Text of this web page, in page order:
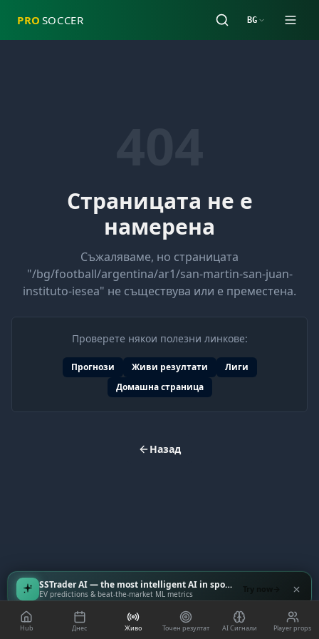
PRO SOCCER BG
Страницата не е
намерена
Съжаляваме, но страницата
"/bg/football/argentina/ar1/san-martin-san-juan-
instituto-iesea" не съществува или е преместена.
Проверете някои полезни линкове:
Прогнози Живи резултати
Лиги
Домашна страница
Назад
Hub Днес Живо Точен резултат AI Сигнали Player props
SSTrader AI — the most intelligent AI in sports
EV predictions & beat-the-market ML metrics